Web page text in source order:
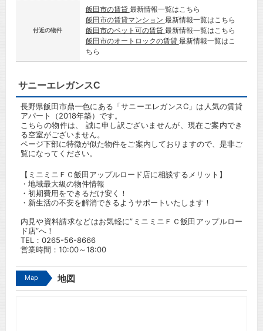
付近の物件
飯田市の賃貸 最新情報一覧はこちら
飯田市の賃貸マンション 最新情報一覧はこちら
飯田市のペット可の賃貸 最新情報一覧はこちら
飯田市のオートロックの賃貸 最新情報一覧はこ
ちら
サニーエレガンスC
長野県飯田市鼎一色にある「サニーエレガンスC」は人気の賃貸
アパート（2018年築）です。
こちらの物件は、 誠に申し訳ございませんが、現在ご案内でき
る空室がございません。
ページ下部に特徴が似た物件をご案内しておりますので、是非ご
覧になってください。
【ミニミニＦＣ飯田アップルロード店に相談するメリット】
・地域最大級の物件情報
・初期費用をできるだけ安く！
・新生活の不安を解消できるようサポートいたします！
内見や資料請求などはお気軽に”ミニミニＦＣ飯田アップルロー
ド店”へ！
TEL： 0265-56-8666
営業時間：10:00～18:00
Map 地図